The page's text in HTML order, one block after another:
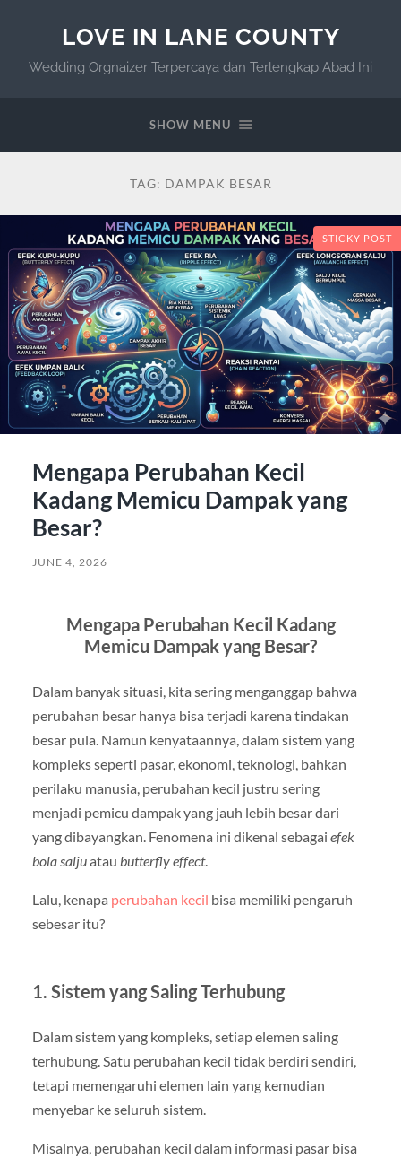
LOVE IN LANE COUNTY
Wedding Orgnaizer Terpercaya dan Terlengkap Abad Ini
SHOW MENU
TAG: DAMPAK BESAR
STICKY POST
Mengapa Perubahan Kecil
Kadang Memicu Dampak yang
Besar?
JUNE 4, 2026
Mengapa Perubahan Kecil Kadang
Memicu Dampak yang Besar?
Dalam banyak situasi, kita sering menganggap bahwa
perubahan besar hanya bisa terjadi karena tindakan
besar pula. Namun kenyataannya, dalam sistem yang
kompleks seperti pasar, ekonomi, teknologi, bahkan
perilaku manusia, perubahan kecil justru sering
menjadi pemicu dampak yang jauh lebih besar dari
yang dibayangkan. Fenomena ini dikenal sebagai efek
bola saljuatau butterfly effect.
Lalu, kenapa perubahan kecil bisa memiliki pengaruh
sebesar itu?
1. Sistem yang Saling Terhubung
Dalam sistem yang kompleks, setiap elemen saling
terhubung. Satu perubahan kecil tidak berdiri sendiri,
tetapi memengaruhi elemen lain yang kemudian
menyebar ke seluruh sistem.
Misalnya, perubahan kecil dalam informasi pasar bisa